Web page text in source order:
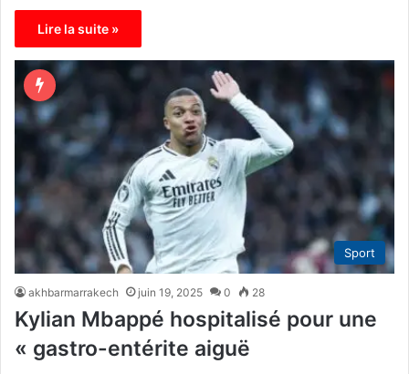
Lire la suite »
Sport
akhbarmarrakech juin 19, 2025 0 28
Kylian Mbappé hospitalisé pour une
« gastro-entérite aiguë